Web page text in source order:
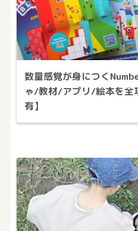
数量感覚が身につく
ゃ/教材/アプリ/絵本を全
有】